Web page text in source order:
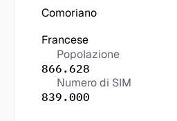
Comoriano
Francese
Popolazione
866.628
Numero di SIM
839.000